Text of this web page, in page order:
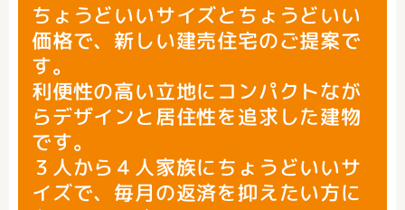
ちょうどいいサイズとちょうどいい
価格で、新しい建売住宅のご提案で
す。
利便性の高い立地にコンパクトなが
らデザインと居住性を追求した建物
です。
３人から４人家族にちょうどいいサ
イズで、毎月の返済を抑えたい方に